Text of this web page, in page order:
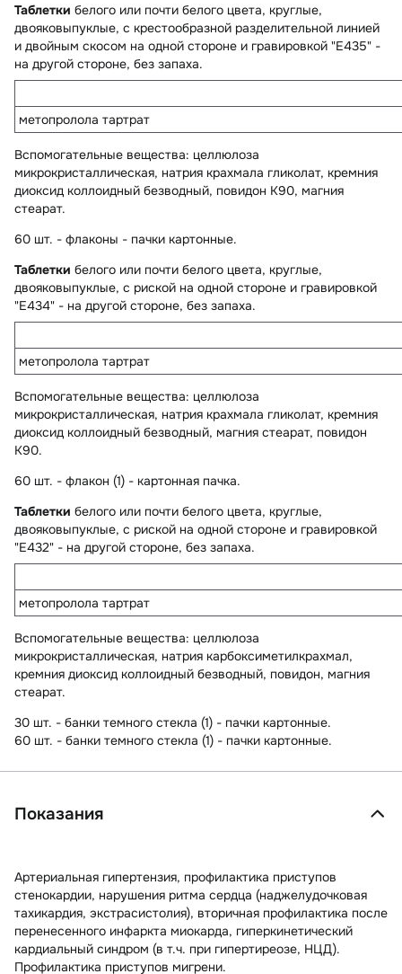
Таблетки белого или почти белого цвета, круглые,
двояковыпуклые, с крестообразной разделительной линией
и двойным скосом на одной стороне и гравировкой "Е435" -
на другой стороне, без запаха.
метопролола тартрат
Вспомогательные вещества: целлюлоза
микрокристаллическая, натрия крахмала гликолат, кремния
диоксид коллоидный безводный, повидон К90, магния
стеарат.
60 шт. - флаконы - пачки картонные.
Таблетки белого или почти белого цвета, круглые,
двояковыпуклые, с риской на одной стороне и гравировкой
"Е434" - на другой стороне, без запаха.
метопролола тартрат
Вспомогательные вещества: целлюлоза
микрокристаллическая, натрия крахмала гликолат, кремния
диоксид коллоидный безводный, магния стеарат, повидон
К90.
60 шт. - флакон (1) - картонная пачка.
Таблетки белого или почти белого цвета, круглые,
двояковыпуклые, с риской на одной стороне и гравировкой
"Е432" - на другой стороне, без запаха.
метопролола тартрат
Вспомогательные вещества: целлюлоза
микрокристаллическая, натрия карбоксиметилкрахмал,
кремния диоксид коллоидный безводный, повидон, магния
стеарат.
30 шт. - банки темного стекла (1) - пачки картонные.
60 шт. - банки темного стекла (1) - пачки картонные.
Показания
Артериальная гипертензия, профилактика приступов
стенокардии, нарушения ритма сердца (наджелудочковая
тахикардия, экстрасистолия), вторичная профилактика после
перенесенного инфаркта миокарда, гиперкинетический
кардиальный синдром (в т.ч. при гипертиреозе, НЦД).
Профилактика приступов мигрени.